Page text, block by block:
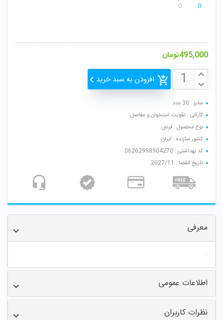
0
0
495,000تومان
افزودن به سبد خرید
سایز : 30 عدد
کارائی : تقویت استخوان و مفاصل
نوع محصول : قرص
کشور سازنده : ایران
کد بهداشتی : 06262998904270
تاریخ انقضا : 2027/11
معرفی
.
اطلاعات عمومی
نظرات کاربران